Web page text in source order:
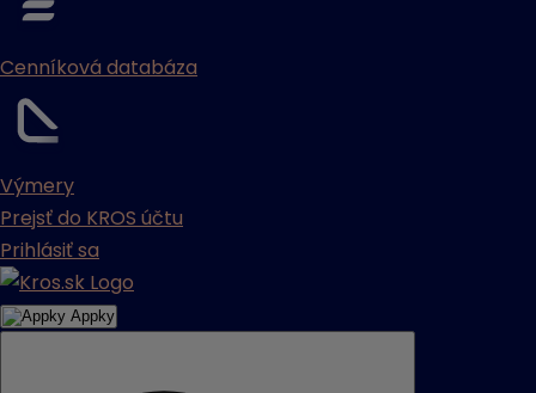
Cenníková databáza
Výmery
Prejsť do KROS účtu
Prihlásiť sa
Appky